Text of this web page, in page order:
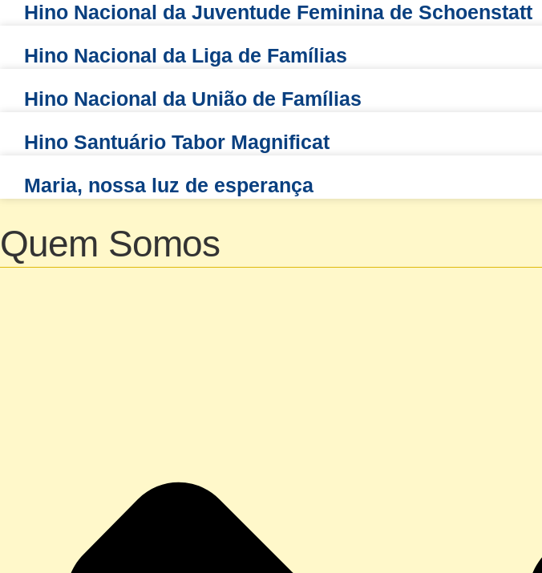
Hino Nacional da Juventude Feminina de Schoenstatt
Hino Nacional da Liga de Famílias
Hino Nacional da União de Famílias
Hino Santuário Tabor Magnificat
Maria, nossa luz de esperança
Quem Somos